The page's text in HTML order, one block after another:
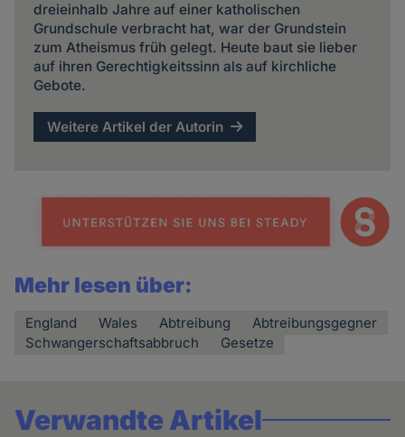
dreieinhalb Jahre auf einer katholischen
Grundschule verbracht hat, war der Grundstein
zum Atheismus früh gelegt. Heute baut sie lieber
auf ihren Gerechtigkeitssinn als auf kirchliche
Gebote.
Weitere Artikel der Autorin
Mehr lesen über:
England Wales Abtreibung
Abtreibungsgegner
Schwangerschaftsabbruch
Gesetze
Verwandte Artikel